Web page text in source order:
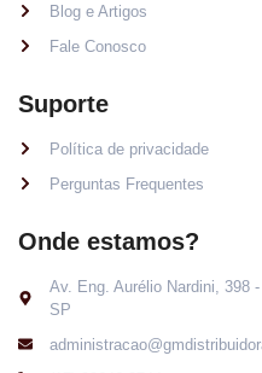
Blog e Artigos
Fale Conosco
Suporte
Política de privacidade
Perguntas Frequentes
Onde estamos?
Av. Eng. Aurélio Nardini, 398
SP